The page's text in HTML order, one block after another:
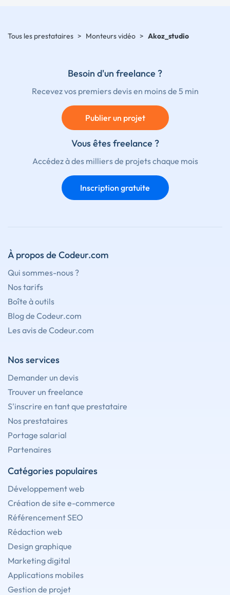
Tous les prestataires > Monteurs vidéo > Akoz_studio
Besoin d'un freelance ?
Recevez vos premiers devis en moins de 5 min
Publier un projet
Vous êtes freelance ?
Accédez à des milliers de projets chaque mois
Inscription gratuite
À propos de Codeur.com
Qui sommes-nous ?
Nos tarifs
Boîte à outils
Blog de Codeur.com
Les avis de Codeur.com
Nos services
Demander un devis
Trouver un freelance
S'inscrire en tant que prestataire
Nos prestataires
Portage salarial
Partenaires
Catégories populaires
Développement web
Création de site e-commerce
Référencement SEO
Rédaction web
Design graphique
Marketing digital
Applications mobiles
Gestion de projet